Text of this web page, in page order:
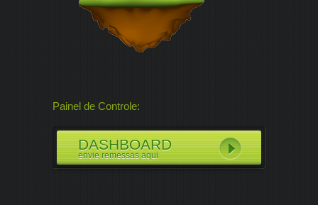
Painel de Controle:
DASHBOARD
envie remessas aqui